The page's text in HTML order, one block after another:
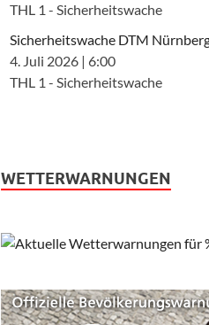
THL 1 - Sicherheitswache
Sicherheitswache DTM
4. Juli 2026 | 6:00
THL 1 - Sicherheitswache
WETTERWARNUNGEN